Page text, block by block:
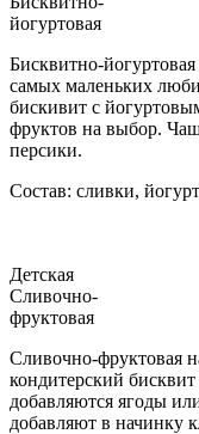
йогуртовая
Бисквитно-
самых маленьких
бискивит с
фруктов на выбор.
персики.
Состав: сливки,
Детская
Сливочно-
фруктовая
Сливочно-фруктовая
кондитерский
добавляются ягоды
добавляют в начинку